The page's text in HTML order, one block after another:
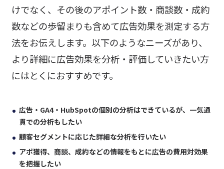
けでなく、その後のアポイント数・商談数・成約
数などの歩留まりも含めて広告効果を測定する方
法をお伝えします。以下のようなニーズがあり、
より詳細に広告効果を分析・評価していきたい方
にはとくにおすすめです。
広告・GA4・HubSpotの個別の分析はできているが、一気通
貫での分析もしたい
顧客セグメントに応じた詳細な分析を行いたい
アポ獲得、商談、成約などの情報をもとに広告の費用対効果
を把握したい